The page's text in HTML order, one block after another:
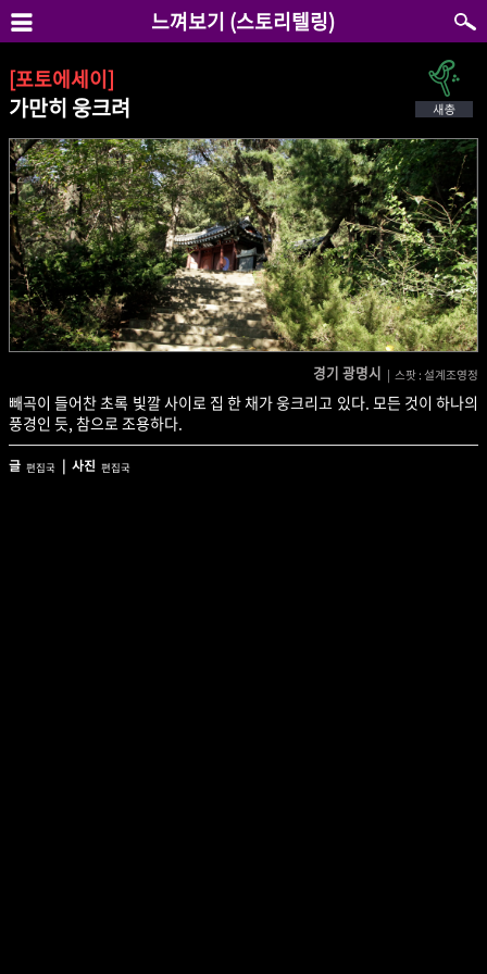
느껴보기 (스토리텔링)
[포토에세이]
가만히 웅크려
경기 광명시 | 스팟 : 설계조영정
빼곡이 들어찬 초록 빛깔 사이로 집 한 채가 웅크리고 있다. 모든 것이 하나의
풍경인 듯, 참으로 조용하다.
글 편집국 | 사진 편집국